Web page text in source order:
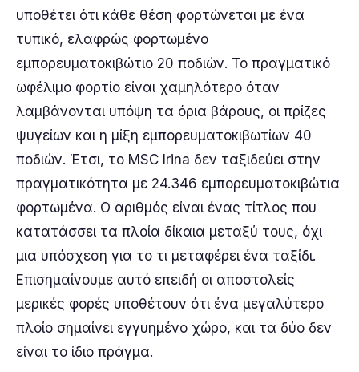
υποθέτει ότι κάθε θέση φορτώνεται με ένα
τυπικό, ελαφρώς φορτωμένο
εμπορευματοκιβώτιο 20 ποδιών. Το πραγματικό
ωφέλιμο φορτίο είναι χαμηλότερο όταν
λαμβάνονται υπόψη τα όρια βάρους, οι πρίζες
ψυγείων και η μίξη εμπορευματοκιβωτίων 40
ποδιών. Έτσι, το MSC Irina δεν ταξιδεύει στην
πραγματικότητα με 24.346 εμπορευματοκιβώτια
φορτωμένα. Ο αριθμός είναι ένας τίτλος που
κατατάσσει τα πλοία δίκαια μεταξύ τους, όχι
μια υπόσχεση για το τι μεταφέρει ένα ταξίδι.
Επισημαίνουμε αυτό επειδή οι αποστολείς
μερικές φορές υποθέτουν ότι ένα μεγαλύτερο
πλοίο σημαίνει εγγυημένο χώρο, και τα δύο δεν
είναι το ίδιο πράγμα.